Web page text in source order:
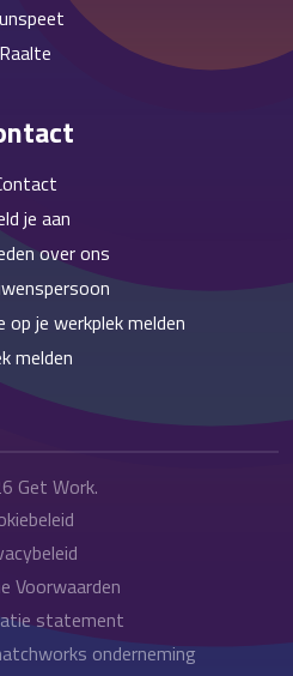
Raalte
je aan
over ons
je werkplek melden
melden
Get Work.
Voorwaarden
statement
onderneming